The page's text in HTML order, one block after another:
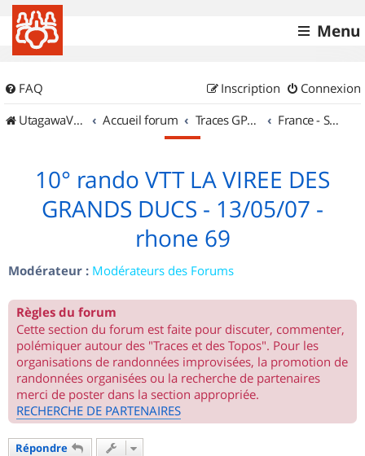
Menu
FAQ Connexion
Inscription
UtagawaVTT (Randos VTT et VTTAE avec traces GPS)
Accueil forum Traces GPS de randos VTT France - Sud Est
10° rando VTT LA VIREE DES
GRANDS DUCS - 13/05/07 -
rhone 69
Modérateur : Modérateurs des Forums
Règles du forum
Cette section du forum est faite pour discuter, commenter,
polémiquer autour des "Traces et des Topos". Pour les
organisations de randonnées improvisées, la promotion de
randonnées organisées ou la recherche de partenaires
merci de poster dans la section appropriée.
RECHERCHE DE PARTENAIRES
Répondre